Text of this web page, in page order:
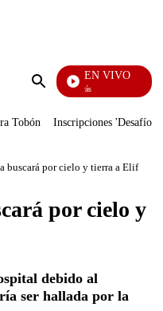
Enviar
EN VIVO
También Caerás
Tobón Inscripciones 'Desafío'
buscará por cielo y tierra a Elif
por cielo y
debido al
ser hallada por la